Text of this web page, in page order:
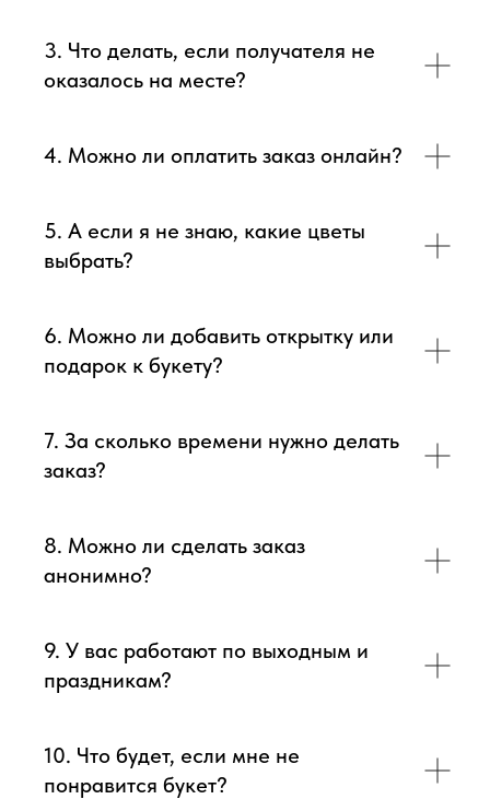
3. Что делать, если получателя не
оказалось на месте?
4. Можно ли оплатить заказ онлайн?
5. А если я не знаю, какие цветы
выбрать?
6. Можно ли добавить открытку или
подарок к букету?
7. За сколько времени нужно делать
заказ?
8. Можно ли сделать заказ
анонимно?
9. У вас работают по выходным и
праздникам?
10. Что будет, если мне не
понравится букет?